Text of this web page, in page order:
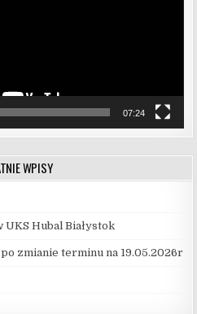
07:24
WPISY
UKS Hubal Białystok
zmianie terminu na 19.05.2026r